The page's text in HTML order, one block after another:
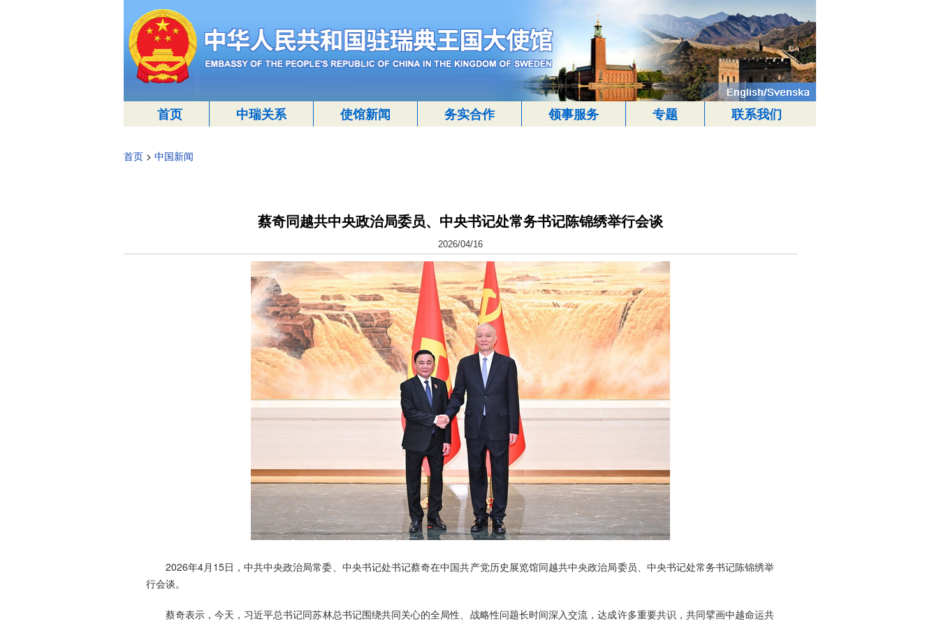
首页 中瑞关系 使馆新闻 务实合作 领事服务 专题 联系我们
首页> 中国新闻
蔡奇同越共中央政治局委员、中央书记处常务书记陈锦绣举行会谈
2026/04/16
2026年4月15日，中共中央政治局常委、中央书记处书记蔡奇在中国共产党历史展览馆同越共中央政治局委员、中央书记处常务书记陈锦绣举
行会谈。
蔡奇表示，今天，习近平总书记同苏林总书记围绕共同关心的全局性、战略性问题长时间深入交流，达成许多重要共识，共同擘画中越命运共